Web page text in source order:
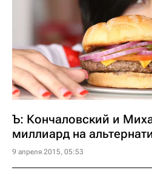
Ъ: Кончаловский и
миллиард на
9 апреля 2015, 05:53